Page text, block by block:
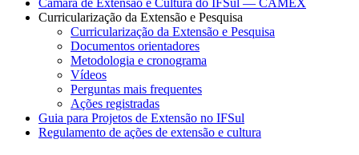
Curricularização da Extensão e Pesquisa
Curricularização da Extensão e Pesquisa
Documentos orientadores
Metodologia e cronograma
Vídeos
Perguntas mais frequentes
Ações registradas
Guia para Projetos de Extensão no IFSul
Regulamento de ações de extensão e cultura